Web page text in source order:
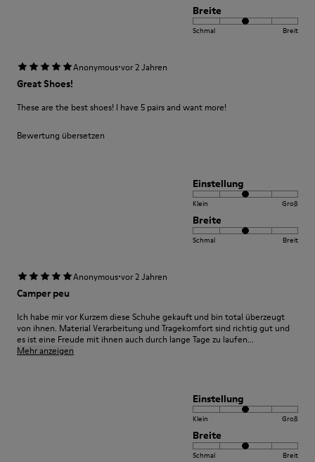
Breite
Schmal Breit
Anonymous·vor 2 Jahren
Great Shoes!
These are the best shoes! I have 5 pairs and want more!
Bewertung übersetzen
Einstellung
Klein Groß
Breite
Schmal Breit
Anonymous·vor 2 Jahren
Camper peu
Ich habe mir vor Kurzem diese Schuhe gekauft und bin total überzeugt
von ihnen. Material Verarbeitung und Tragekomfort sind richtig gut und
es ist eine Freude mit ihnen auch durch lange Tage zu laufen...
Mehr anzeigen
Einstellung
Klein Groß
Breite
Schmal Breit